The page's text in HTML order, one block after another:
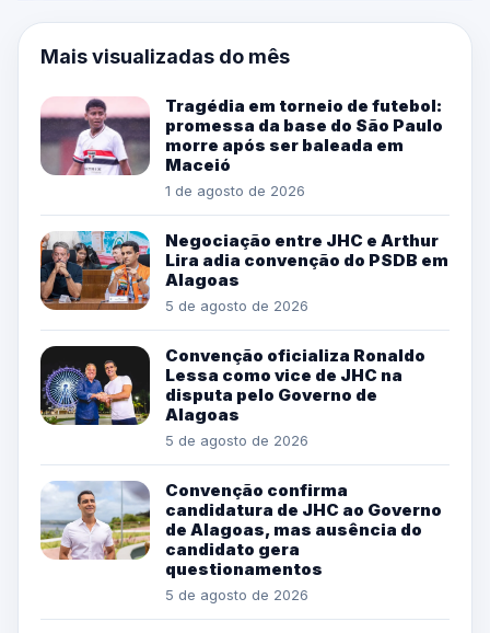
Mais visualizadas do mês
Tragédia em torneio de futebol:
promessa da base do São Paulo
morre após ser baleada em
Maceió
1 de agosto de 2026
Negociação entre JHC e Arthur
Lira adia convenção do PSDB em
Alagoas
5 de agosto de 2026
Convenção oficializa Ronaldo
Lessa como vice de JHC na
disputa pelo Governo de
Alagoas
5 de agosto de 2026
Convenção confirma
candidatura de JHC ao Governo
de Alagoas, mas ausência do
candidato gera
questionamentos
5 de agosto de 2026